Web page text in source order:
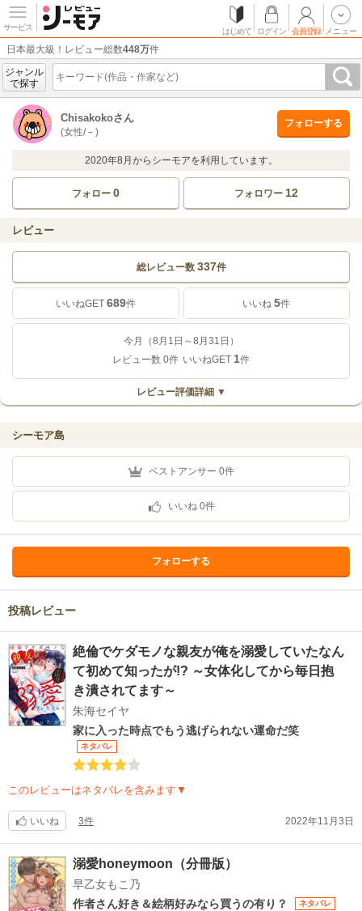
サービス はじめて ログイン 会員登録 メニュー
日本最大級！レビュー総数448万件
ジャンル
で探す
Chisakokoさん
(女性/－)
フォローする
2020年8月からシーモアを利用しています。
フォロー 0 フォロワー12
レビュー
総レビュー数 337件
いいねGET 689件 いいね5件
今月（8月1日～8月31日）
レビュー数 0件 いいねGET 1件
レビュー評価詳細 ▼
シーモア島
ベストアンサー 0件
いいね 0件
フォローする
投稿レビュー
絶倫でケダモノな親友が俺を溺愛していたなん
て初めて知ったが!? ～女体化してから毎日抱
き潰されてます～
朱海セイヤ
家に入った時点でもう逃げられない運命だ笑
ネタバレ
このレビューはネタバレを含みます▼
いいね 3件 2022年11月3日
溺愛honeymoon（分冊版）
早乙女もこ乃
作者さん好き＆絵柄好みなら買うの有り？
ネタバレ